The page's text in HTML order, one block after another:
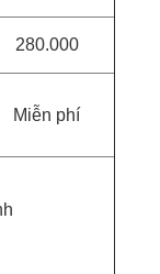
280.000
Miễn phí